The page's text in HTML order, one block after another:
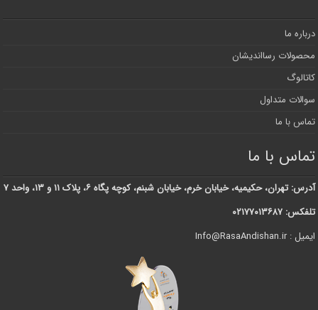
درباره ما
محصولات رسااندیشان
کاتالوگ
سوالات متداول
تماس با ما
تماس با ما
آدرس: تهران، حکیمیه، خیابان خرم، خیابان شبنم، کوچه پگاه ۶، پلاک ۱۱ و ۱۳، واحد ۷
تلفکس: ۰۲۱۷۷۰۱۳۶۸۷
ایمیل : Info@RasaAndishan.ir